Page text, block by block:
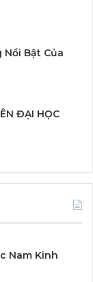
Nổi Bật Của
ĐẠI HỌC
Nam Kinh